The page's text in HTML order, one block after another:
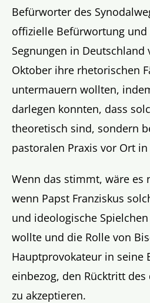
Befürworter des
offizielle Befürwortung
Segnungen in
Oktober ihre rhetorischen
untermauern wollten,
darlegen konnten, dass
theoretisch sind, sondern
pastoralen Praxis vor Ort
Wenn das stimmt, wäre es
wenn Papst Franziskus
und ideologische
wollte und die Rolle von
Hauptprovokateur in seine
einbezog, den Rücktritt
zu akzeptieren.